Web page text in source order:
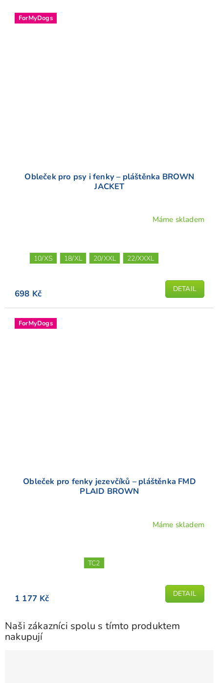
ForMyDogs
Obleček pro psy i fenky – pláštěnka BROWN
JACKET
Máme skladem
698 Kč DETAIL
10/XS 18/XL 20/XXL 22/XXXL
ForMyDogs
Obleček pro fenky jezevčíků – pláštěnka FMD
PLAID BROWN
5
Máme skladem
1 177 Kč DETAIL
TC2
Naši zákazníci spolu s tímto produktem
nakupují